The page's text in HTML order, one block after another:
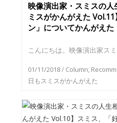
映像演出家・スミスの
ミスがかんがえた
ン」についてかんがえた
こんにちは。映像演出家ス
01/11/2018/ Column,
日もスミスがかんがえた